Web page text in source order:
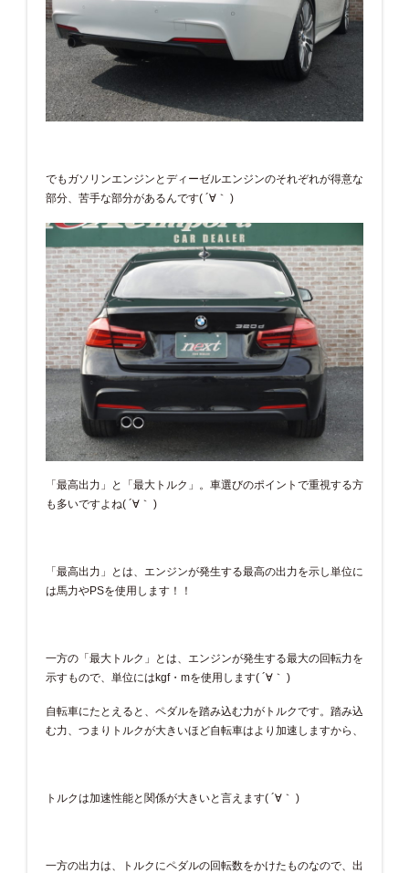
でもガソリンエンジンとディーゼルエンジンのそれぞれが得意な
部分、苦手な部分があるんです( ´∀｀ )
「最高出力」と「最大トルク」。車選びのポイントで重視する方
も多いですよね( ´∀｀ )
「最高出力」とは、エンジンが発生する最高の出力を示し単位に
は馬力やPSを使用します！！
一方の「最大トルク」とは、エンジンが発生する最大の回転力を
示すもので、単位にはkgf・mを使用します( ´∀｀ )
自転車にたとえると、ペダルを踏み込む力がトルクです。踏み込
む力、つまりトルクが大きいほど自転車はより加速しますから、
トルクは加速性能と関係が大きいと言えます( ´∀｀ )
一方の出力は、トルクにペダルの回転数をかけたものなので、出